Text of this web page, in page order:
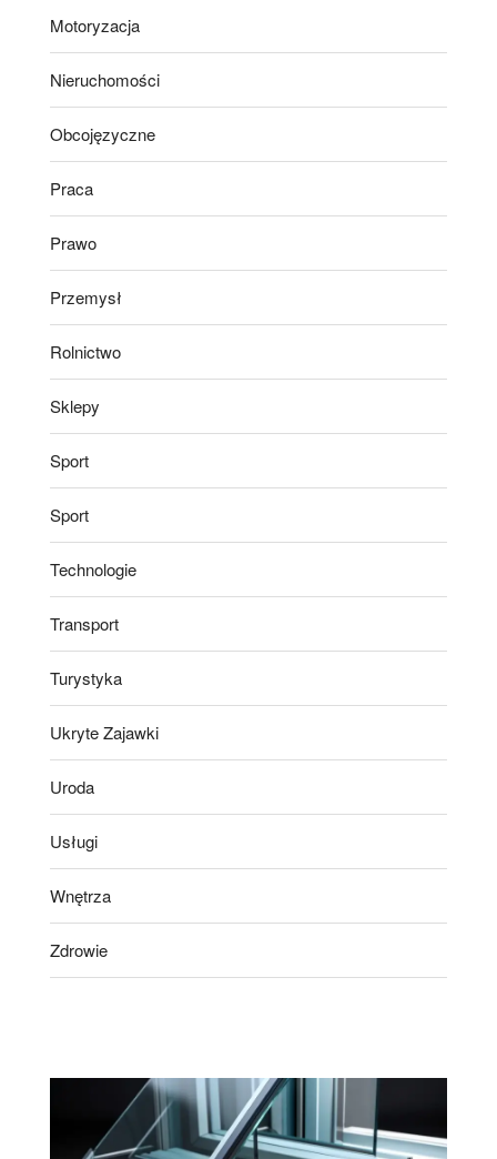
Motoryzacja
Nieruchomości
Obcojęzyczne
Praca
Prawo
Przemysł
Rolnictwo
Sklepy
Sport
Sport
Technologie
Transport
Turystyka
Ukryte Zajawki
Uroda
Usługi
Wnętrza
Zdrowie